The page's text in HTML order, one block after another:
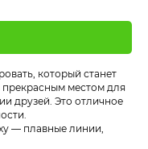
который станет
местом для
друзей. Это отличное
— плавные линии,